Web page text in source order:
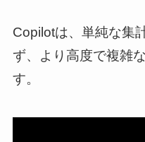
Copilotは、単純な集
ず、より高度で複雑
す。